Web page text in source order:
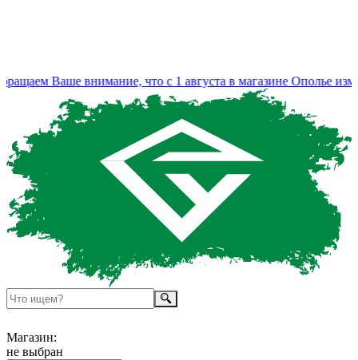
Ваше внимание, что с 1 августа в магазине Ополье
Магазин:
не выбран